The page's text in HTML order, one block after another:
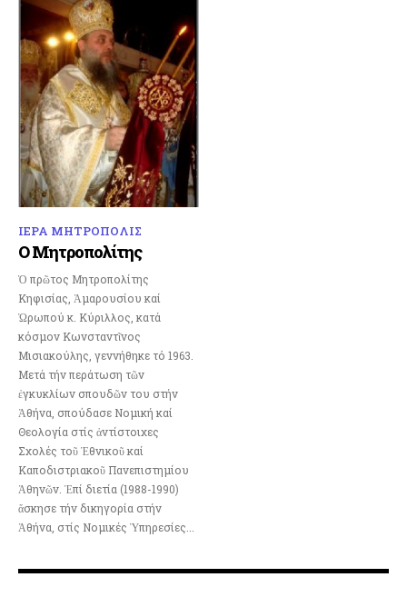
ΙΕΡΑ ΜΗΤΡΟΠΟΛΙΣ
Ο Μητροπολίτης
Ὁ πρῶτος Μητροπολίτης
Κηφισίας, Ἁμαρουσίου καί
Ὠρωπού κ. Κύριλλος, κατά
κόσμον Κωνσταντῖνος
Μισιακούλης, γεννήθηκε τό 1963.
Μετά τήν περάτωση τῶν
ἐγκυκλίων σπουδῶν του στήν
Ἀθήνα, σπούδασε Νομική καί
Θεολογία στίς ἀντίστοιχες
Σχολές τοῦ Ἐθνικοῦ καί
Καποδιστριακοῦ Πανεπιστημίου
Ἀθηνῶν. Ἐπί διετία (1988-1990)
ἄσκησε τήν δικηγορία στήν
Ἀθήνα, στίς Νομικές Ὑπηρεσίες...